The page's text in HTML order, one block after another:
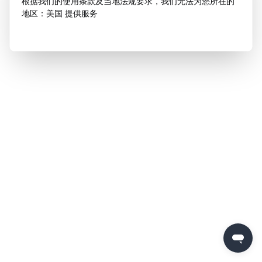
地区：美国 提供服务